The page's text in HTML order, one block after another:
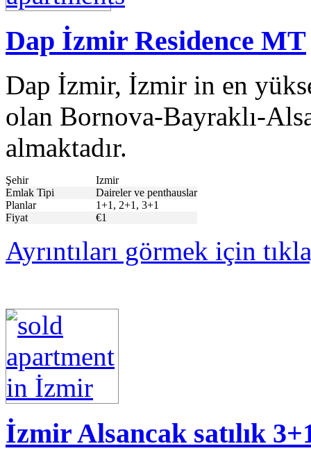
Dap İzmir Residence MT
Dap İzmir, İzmir in en
olan Bornova-Bayraklı-
almaktadır.
Şehir
Izmir
Emlak Tipi
Daireler ve penthauslar
Planlar
1+1, 2+1, 3+1
Fiyat
€1
Ayrıntıları görmek için
İzmir Alsancak satılık